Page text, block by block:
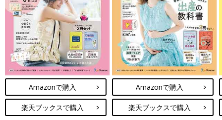
「イタリアで食べたパスタとティラミスです！
新婚旅行で行きました。ガイドブックに載っているレストランの
前で、入るかどうか迷っていたら、おじいちゃんウエイターがド
アを開けて『入りなよ』って笑顔で手招きしてくれた。
道に迷っていた時は、ひとりの女性が『日本人？』と、声をかけ
てくれて道案内してくれた。
あぁ、死ぬ前にもう一度イタリアへ行きたい」
「イタリアで食べたティラミス、わかります！ 絶品ですよね。
私はピスタチオのジェラードも忘れられません」
Amazonで購入
楽天ブックスで購入
Amazonで購入
楽天ブックスで購入